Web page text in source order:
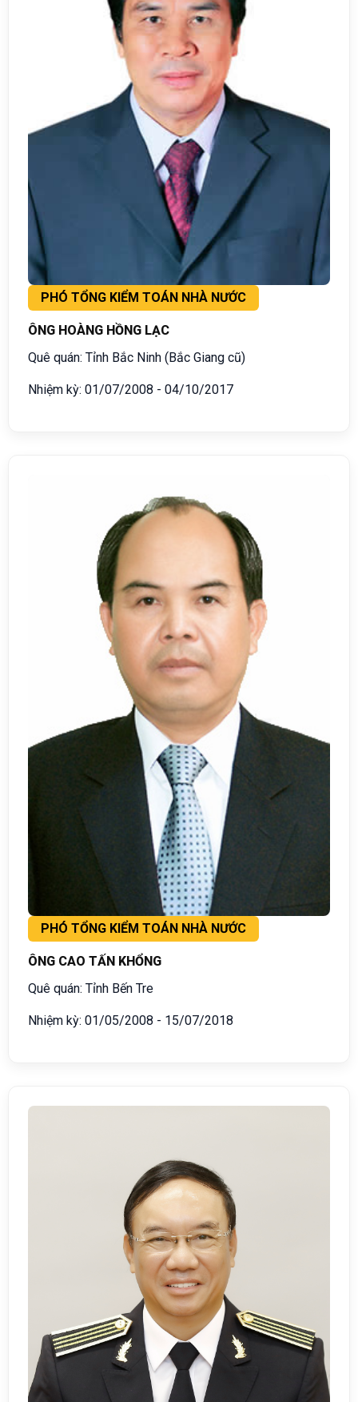
PHÓ TỔNG KIỂM TOÁN NHÀ NƯỚC
ÔNG HOÀNG HỒNG LẠC
Quê quán: Tỉnh Bắc Ninh (Bắc Giang cũ)
Nhiệm kỳ: 01/07/2008 - 04/10/2017
PHÓ TỔNG KIỂM TOÁN NHÀ NƯỚC
ÔNG CAO TẤN KHỔNG
Quê quán: Tỉnh Bến Tre
Nhiệm kỳ: 01/05/2008 - 15/07/2018